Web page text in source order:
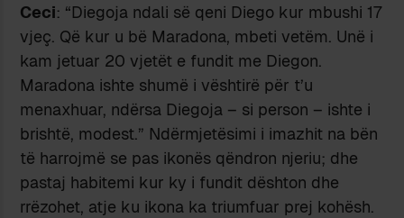
Ceci: “Diegoja ndali së qeni Diego kur mbushi 17
vjeç. Që kur u bë Maradona, mbeti vetëm. Unë i
kam jetuar 20 vjetët e fundit me Diegon.
Maradona ishte shumë i vështirë për t’u
menaxhuar, ndërsa Diegoja – si person – ishte i
brishtë, modest.” Ndërmjetësimi i imazhit na bën
të harrojmë se pas ikonës qëndron njeriu; dhe
pastaj habitemi kur ky i fundit dështon dhe
rrëzohet, atje ku ikona ka triumfuar prej kohësh.